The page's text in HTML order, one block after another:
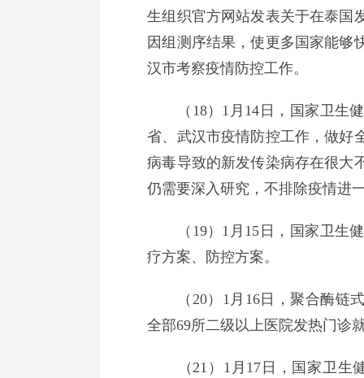
生组织官方网站发表关于在泰国
因组测序结果，使更多国家能够
汉市考察疫情防控工作。
（18）1月14日，国家卫生健
省、武汉市疫情防控工作，做好
病毒导致的新发传染病存在很大
仍需要深入研究，不排除疫情进
（19）1月15日，国家卫生健
疗方案、防控方案。
（20）1月16日，聚合酶链式
全部69所二级以上医院发热门诊
（21）1月17日，国家卫生